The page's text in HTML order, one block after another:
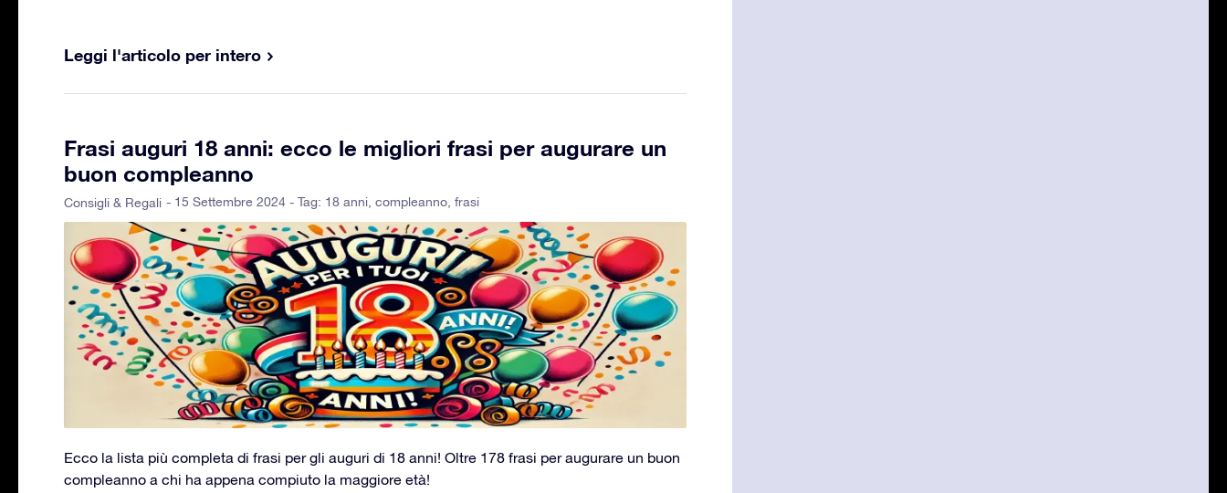
Leggi l'articolo per intero
Frasi auguri 18 anni: ecco le migliori frasi per augurare un
buon compleanno
Consigli & Regali - 15 Settembre 2024 - Tag: 18 anni, compleanno, frasi
Ecco la lista più completa di frasi per gli auguri di 18 anni! Oltre 178 frasi per augurare un buon
compleanno a chi ha appena compiuto la maggiore età!